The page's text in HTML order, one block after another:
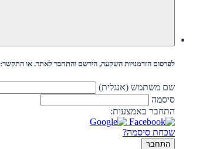
לפרסום הזדמנויות השקעה, הירשם והתחבר לאתר. או התקשר: 0723971642
שם משתמש (אנגלית)
סיסמה
התחבר באמצעות:
שכחת סיסמה?
התחבר